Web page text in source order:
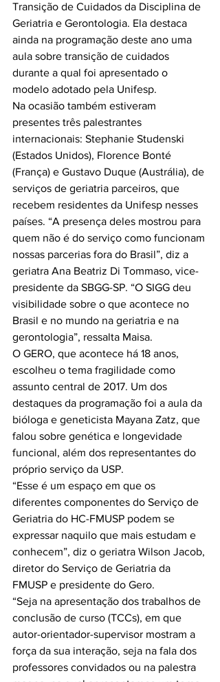
Transição de Cuidados da Disciplina de
Geriatria e Gerontologia. Ela destaca
ainda na programação deste ano uma
aula sobre transição de cuidados
durante a qual foi apresentado o
modelo adotado pela Unifesp.
Na ocasião também estiveram
presentes três palestrantes
internacionais: Stephanie Studenski
(Estados Unidos), Florence Bonté
(França) e Gustavo Duque (Austrália), de
serviços de geriatria parceiros, que
recebem residentes da Unifesp nesses
países. “A presença deles mostrou para
quem não é do serviço como funcionam
nossas parcerias fora do Brasil”, diz a
geriatra Ana Beatriz Di Tommaso, vice-
presidente da SBGG-SP. “O SIGG deu
visibilidade sobre o que acontece no
Brasil e no mundo na geriatria e na
gerontologia”, ressalta Maisa.
O GERO, que acontece há 18 anos,
escolheu o tema fragilidade como
assunto central de 2017. Um dos
destaques da programação foi a aula da
bióloga e geneticista Mayana Zatz, que
falou sobre genética e longevidade
funcional, além dos representantes do
próprio serviço da USP.
“Esse é um espaço em que os
diferentes componentes do Serviço de
Geriatria do HC-FMUSP podem se
expressar naquilo que mais estudam e
conhecem”, diz o geriatra Wilson Jacob,
diretor do Serviço de Geriatria da
FMUSP e presidente do Gero.
“Seja na apresentação dos trabalhos de
conclusão de curso (TCCs), em que
autor-orientador-supervisor mostram a
força da sua interação, seja na fala dos
professores convidados ou na palestra